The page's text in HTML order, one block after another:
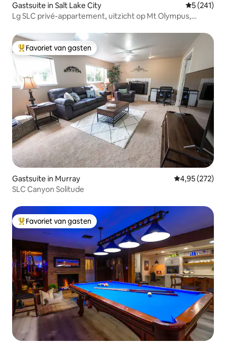
Gastsuite in Salt Lake City
5 (241)
Lg SLC privé-appartement, uitzicht op Mt Olympus,
Topfavoriet van gasten
Favoriet van gasten
Gastsuite in Murray Gemiddelde
4,95 (272)
SLC Canyon Solitude
Topfavoriet van gasten
Favoriet van gasten